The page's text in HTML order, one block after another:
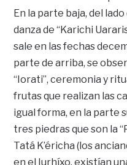
En la parte baja, del
danza de “Karichi
sale en las fechas
parte de arriba, se
“Iorati”, ceremonia y
frutas que realizan las
igual forma, en la parte
tres piedras que son la
Tatá K’éricha (los
en el Iurhíxo, existían